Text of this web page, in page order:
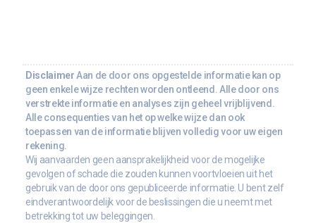
Disclaimer Aan de door ons opgestelde informatie kan op
geen enkele wijze rechten worden ontleend. Alle door ons
verstrekte informatie en analyses zijn geheel vrijblijvend.
Alle consequenties van het op welke wijze dan ook
toepassen van de informatie blijven volledig voor uw eigen
rekening.
Wij aanvaarden geen aansprakelijkheid voor de mogelijke
gevolgen of schade die zouden kunnen voortvloeien uit het
gebruik van de door ons gepubliceerde informatie. U bent zelf
eindverantwoordelijk voor de beslissingen die u neemt met
betrekking tot uw beleggingen.